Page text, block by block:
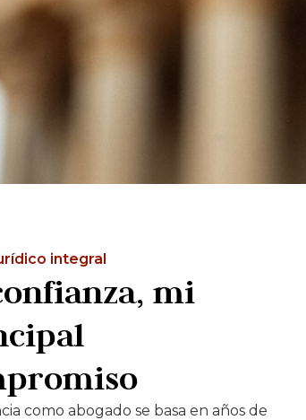
integral
mi
como abogado se basa en años de